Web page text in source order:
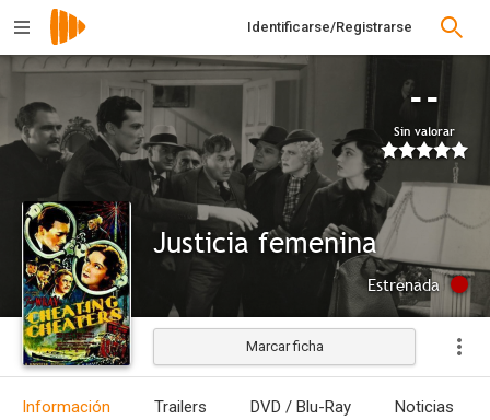
Identificarse/Registrarse
--
Sin valorar
Justicia femenina
Estrenada
Marcar ficha
Información Trailers DVD / Blu-Ray Noticias